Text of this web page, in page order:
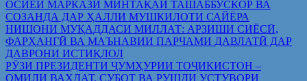
ОСИЁИ МАРКАЗӢ МИНТАҚАИ ТАШАББУСКОР ВА
СОЗАНДА ДАР ҲАЛЛИ МУШКИЛОТИ САЙЁРА
НИШОНИ МУҚАДДАСИ МИЛЛАТ: АРЗИШИ СИЁСӢ,
ФАРҲАНГӢ ВА МАЪНАВИИ ПАРЧАМИ ДАВЛАТӢ ДАР
ДАВРОНИ ИСТИҚЛОЛ
РӮЗИ ПРЕЗИДЕНТИ ҶУМҲУРИИ ТОҶИКИСТОН –
ОМИЛИ ВАҲДАТ, СУБОТ ВА РУШДИ УСТУВОРИ